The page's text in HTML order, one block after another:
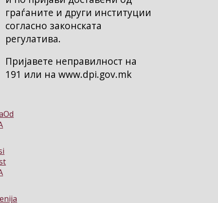
граѓаните и други институции
согласно законската
регулатива.
Пријавете неправилност на
191 или на www.dpi.gov.mk